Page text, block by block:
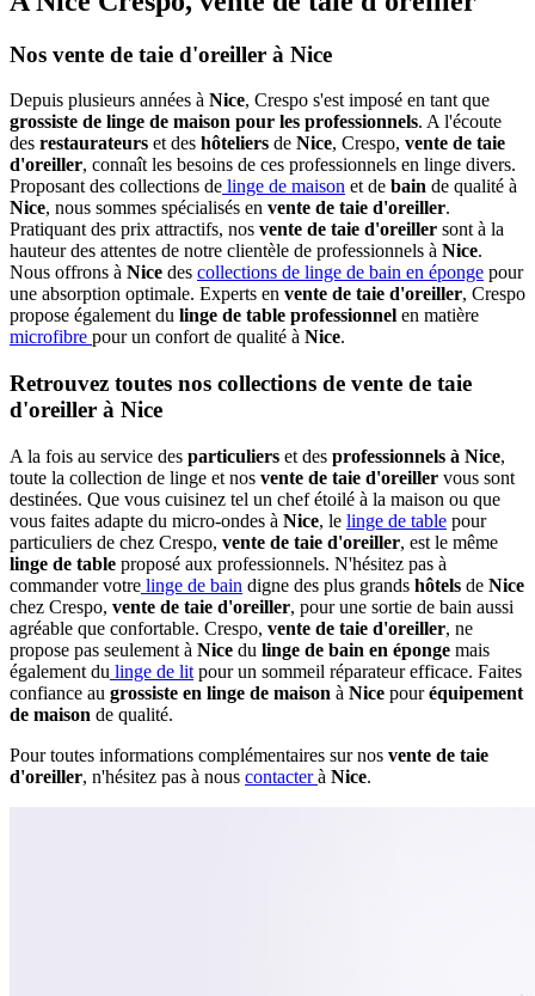
Nos vente de taie d'oreiller à Nice
Depuis plusieurs années à Nice, Crespo s'est imposé en tant que
grossiste de linge de maison pour les professionnels. A l'écoute
des restaurateurs et des hôteliers de Nice, Crespo, vente de taie
d'oreiller, connaît les besoins de ces professionnels en linge divers.
Proposant des collections de linge de maison et de bain de qualité à
Nice, nous sommes spécialisés en vente de taie d'oreiller.
Pratiquant des prix attractifs, nos vente de taie d'oreiller sont à la
hauteur des attentes de notre clientèle de professionnels à Nice.
Nous offrons à Nice des collections de linge de bain en éponge pour
une absorption optimale. Experts en vente de taie d'oreiller, Crespo
propose également du linge de table professionnel en matière
microfibre pour un confort de qualité à Nice.
Retrouvez toutes nos collections de vente de taie
d'oreiller à Nice
A la fois au service des particuliers et des professionnels à Nice,
toute la collection de linge et nos vente de taie d'oreiller vous sont
destinées. Que vous cuisinez tel un chef étoilé à la maison ou que
vous faites adapte du micro-ondes à Nice, le linge de table pour
particuliers de chez Crespo, vente de taie d'oreiller, est le même
linge de table proposé aux professionnels. N'hésitez pas à
commander votre linge de bain digne des plus grands hôtels de Nice
chez Crespo, vente de taie d'oreiller, pour une sortie de bain aussi
agréable que confortable. Crespo, vente de taie d'oreiller, ne
propose pas seulement à Nice du linge de bain en éponge mais
également du linge de lit pour un sommeil réparateur efficace. Faites
confiance au grossiste en linge de maison à Nice pouréquipement
de maison de qualité.
Pour toutes informations complémentaires sur nos vente de taie
d'oreiller, n'hésitez pas à nous contacterà Nice.